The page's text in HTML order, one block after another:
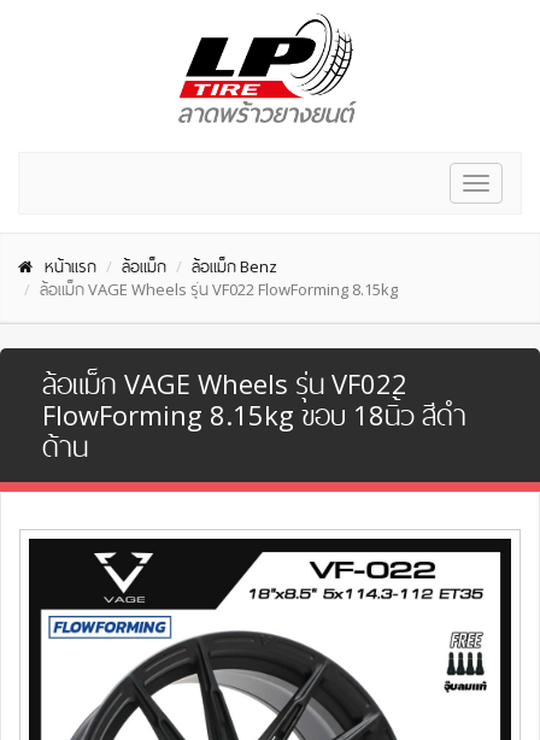
Toggle
หน้าแรก ล้อแม็ก
ล้อแม็ก Benz
ล้อแม็ก VAGE Wheels รุ่น VF022 FlowForming 8.15kg
ล้อแม็ก VAGE Wheels รุ่น VF022
FlowForming 8.15kg ขอบ 18นิ้ว สีดำ
ด้าน